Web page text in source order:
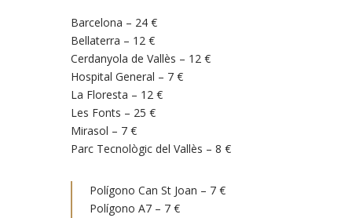
Barcelona – 24 €
Bellaterra – 12 €
Cerdanyola de Vallès – 12 €
Hospital General – 7 €
La Floresta – 12 €
Les Fonts – 25 €
Mirasol – 7 €
Parc Tecnològic del Vallès – 8 €
Polígono Can St Joan – 7 €
Polígono A7 – 7 €